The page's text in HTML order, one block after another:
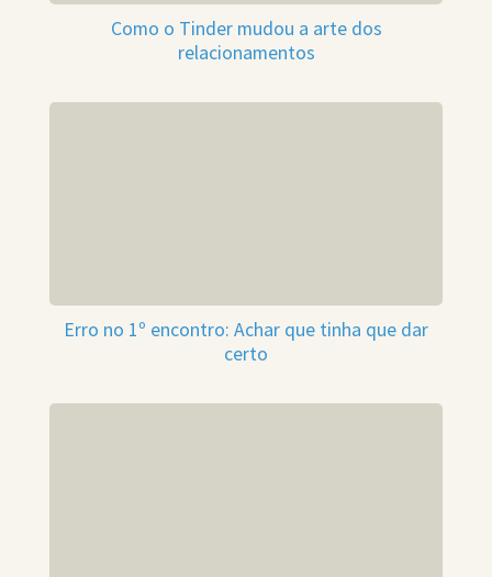
Como o Tinder mudou a arte dos
relacionamentos
Erro no 1º encontro: Achar que tinha que dar
certo